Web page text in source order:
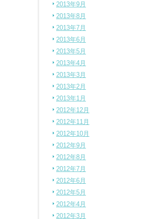
2013年9月
2013年8月
2013年7月
2013年6月
2013年5月
2013年4月
2013年3月
2013年2月
2013年1月
2012年12月
2012年11月
2012年10月
2012年9月
2012年8月
2012年7月
2012年6月
2012年5月
2012年4月
2012年3月